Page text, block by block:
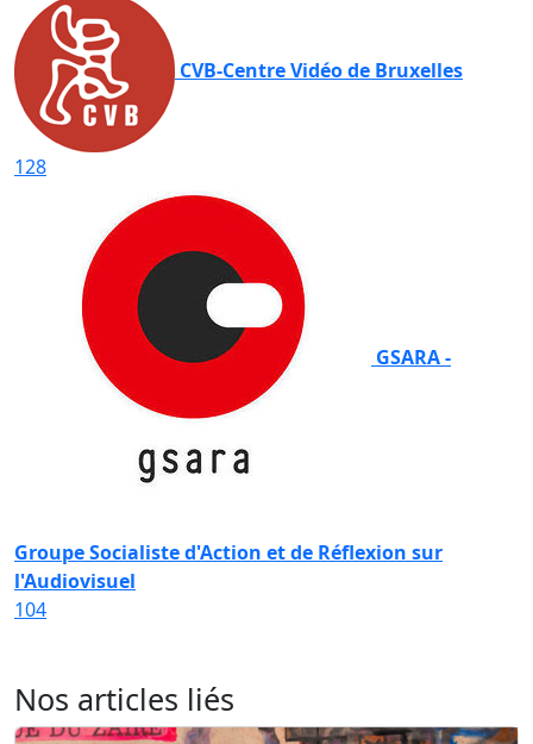
CVB-Centre Vidéo de Bruxelles
128
GSARA -
Groupe Socialiste d'Action et de Réflexion sur
l'Audiovisuel
104
Nos articles liés